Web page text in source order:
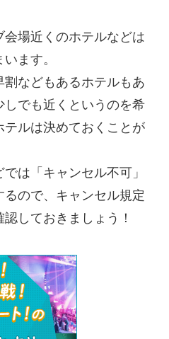
会場近くのホテルなどは
ます。
などもあるホテルもあ
しでも近くというのを希
ルは決めておくことが
は「キャンセル不可」
ので、キャンセル規定
しておきましょう！